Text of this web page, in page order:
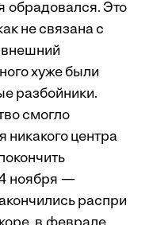
обрадовался. Это
не связана с
хуже были
разбойники.
смогло
никакого центра
ноября —
распри